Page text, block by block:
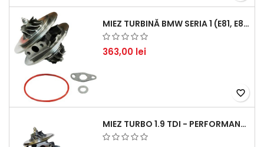
MIEZ TURBINĂ BMW SERIA 1 (E81, E87) 120 D - CREȘTEȚI PERFORMANȚA ȘI RĂSPUNSUL MOTORULUI
363,00 lei
favorite_border
MIEZ TURBO 1.9 TDI - PERFORMANȚĂ FIABILĂ PENTRU AUDI, SEAT, SKODA ȘI VW